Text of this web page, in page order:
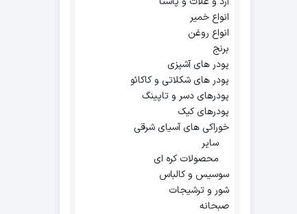
انواع خمیر
انواع روغن
برنج
پودر های آشپزی
پودر های شکلاتی و کاکائو
پودرهای دسر و تاپینگ
پودرهای کیک
خوراکی های آسیای شرقی
سایر
محصولات کره ای
سوسیس و کالباس
شور و ترشیجات
صبحانه